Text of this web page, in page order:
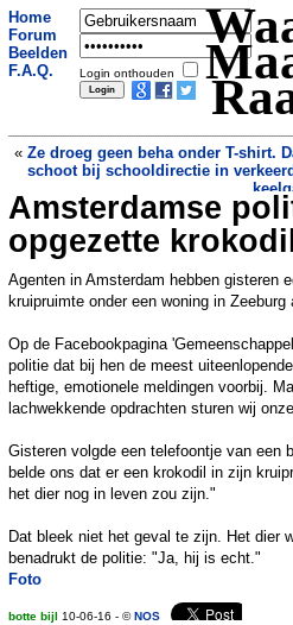
Home
Forum
Beelden
F.A.Q.
Login onthouden
« Ze droeg geen beha onder T-shirt.
schoot bij schooldirectie in
Amsterdamse
opgezette
Agenten in Amsterdam hebben gisteren
kruipruimte onder een woning in Zeeburg
Op de Facebookpagina
politie dat bij hen de meest
heftige, emotionele meldingen voorbij.
lachwekkende opdrachten sturen wij
Gisteren volgde een telefoontje van een
belde ons dat er een krokodil in zijn
het dier nog in leven zou zijn."
Dat bleek niet het geval te zijn. Het dier
benadrukt de politie: "Ja, hij is echt."
Foto
botte bijl 10-06-16 - ©NOS